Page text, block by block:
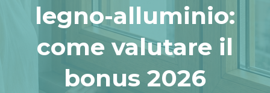
legno-alluminio:
come valutare il
bonus 2026